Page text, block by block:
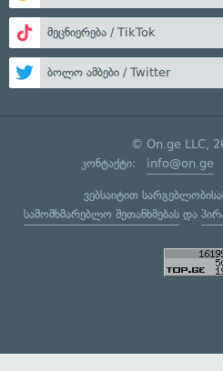
მეცნიერება / TikTok
ბოლო ამბები / Twitter
© On.ge LLC,
კონტაქტი: info@on.ge
ვებსაიტით
სამომხმარებლო შეთანხმებასდა